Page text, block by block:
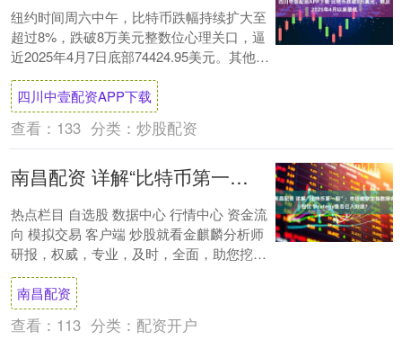
纽约时间周六中午，比特币跌幅持续扩大至
超过8%，跌破8万美元整数位心理关口，逼
近2025年4月7日底部74424.95美元。其他代
币跌幅更大，第二大的数字资产以....
四川中壹配资APP下载
查看： 133 分类： 炒股配资
南昌配资 详解“比特币第一股”：市场疲软加指数除名担忧 Strategy是否已入穷途？
热点栏目 自选股 数据中心 行情中心 资金流
向 模拟交易 客户端 炒股就看金麒麟分析师
研报，权威，专业，及时，全面，助您挖掘
潜力主题机会！ 文章来源：财联社 加....
南昌配资
查看： 113 分类： 配资开户